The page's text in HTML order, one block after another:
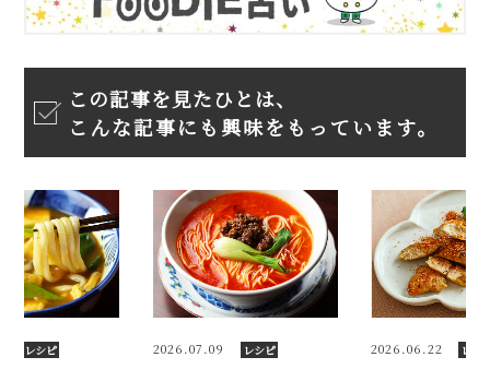
この記事を見たひとは、
こんな記事にも興味をもっています。
レシピ 2026.07.09 レシピ 2026.06.22 レシ